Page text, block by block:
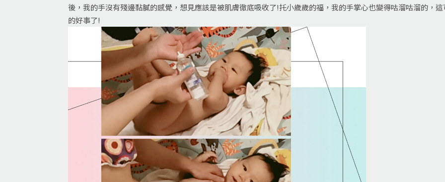
後，我的手沒有殘邊黏膩的感覺，想見應該是被肌膚徹底吸收了!托小歲歲的福，我的手掌心也變得咕溜咕溜的，
的好事了!